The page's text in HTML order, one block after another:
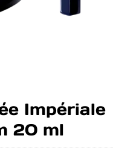
Impériale
20 ml